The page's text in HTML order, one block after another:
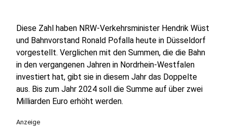
Diese Zahl haben NRW-Verkehrsminister Hendrik Wüst
und Bahnvorstand Ronald Pofalla heute in Düsseldorf
vorgestellt. Verglichen mit den Summen, die die Bahn
in den vergangenen Jahren in Nordrhein-Westfalen
investiert hat, gibt sie in diesem Jahr das Doppelte
aus. Bis zum Jahr 2024 soll die Summe auf über zwei
Milliarden Euro erhöht werden.
Anzeige